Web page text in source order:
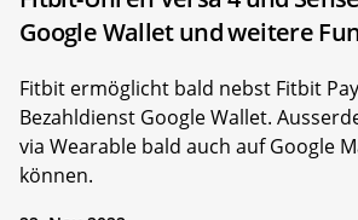
Google Wallet und weitere
Fitbit ermöglicht bald nebst Fitbit
Bezahldienst Google Wallet.
via Wearable bald auch auf Google
können.